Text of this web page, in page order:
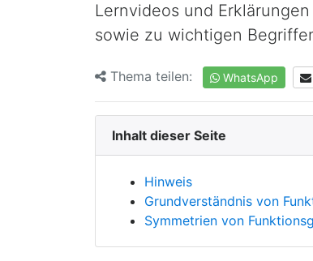
Lernvideos und
sowie zu wichtigen
Thema teilen: WhatsApp
Inhalt dieser Seite
Hinweis
Grundverständnis von
Symmetrien von